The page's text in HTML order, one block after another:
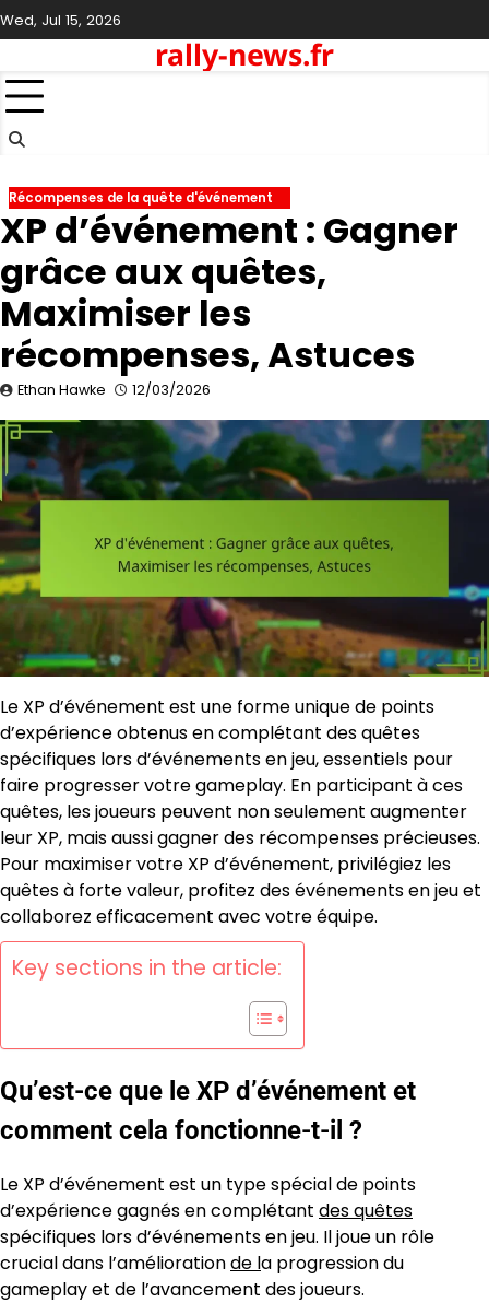
Skip
to
Wed, Jul 15, 2026
rally-news.fr
Récompenses de la quête d'événement
XP d’événement : Gagner
grâce aux quêtes,
Maximiser les
récompenses, Astuces
Ethan Hawke 12/03/2026
Le XP d’événement est une forme unique de points
d’expérience obtenus en complétant des quêtes
spécifiques lors d’événements en jeu, essentiels pour
faire progresser votre gameplay. En participant à ces
quêtes, les joueurs peuvent non seulement augmenter
leur XP, mais aussi gagner des récompenses précieuses.
Pour maximiser votre XP d’événement, privilégiez les
quêtes à forte valeur, profitez des événements en jeu et
collaborez efficacement avec votre équipe.
Key sections in the article:
Qu’est-ce que le XP d’événement et
comment cela fonctionne-t-il ?
Le XP d’événement est un type spécial de points
d’expérience gagnés en complétant des quêtes
spécifiques lors d’événements en jeu. Il joue un rôle
crucial dans l’améliorationde la progression du
gameplay et de l’avancement des joueurs.